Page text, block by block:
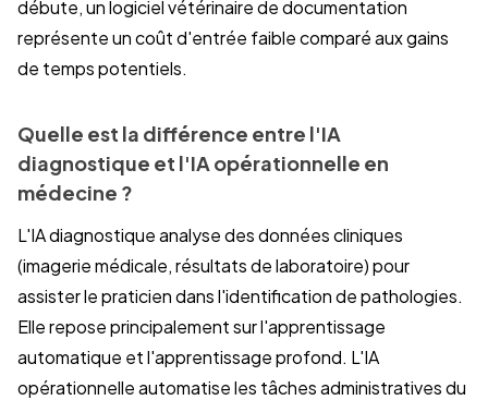
débute, un logiciel vétérinaire de documentation
représente un coût d'entrée faible comparé aux gains
de temps potentiels.
Quelle est la différence entre l'IA
diagnostique et l'IA opérationnelle en
médecine ?
L'IA diagnostique analyse des données cliniques
(imagerie médicale, résultats de laboratoire) pour
assister le praticien dans l'identification de pathologies.
Elle repose principalement sur l'apprentissage
automatique et l'apprentissage profond. L'IA
opérationnelle automatise les tâches administratives du